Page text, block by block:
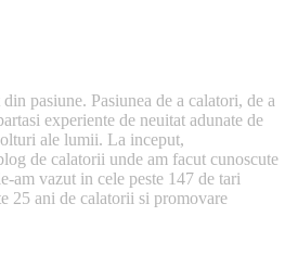
pasiune. Pasiunea de a calatori, de a
experiente de neuitat adunate de
ale lumii. La inceput,
de calatorii unde am facut cunoscute
am vazut in cele peste 147 de tari
25 ani de calatorii si promovare